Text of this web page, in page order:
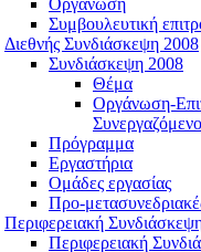
Οργάνωση
Συμβουλευτική
Διεθνής Συνδιάσκεψη 2008
Συνδιάσκεψη 2008
Θέμα
Οργάνωση-
Πρόγραμμα
Εργαστήρια
Ομάδες εργασίας
Προ-
Περιφερειακή
Περιφερειακή